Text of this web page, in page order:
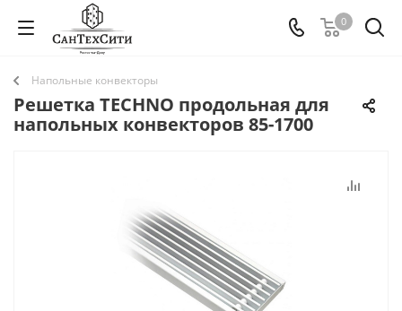
0
Напольные конвекторы
Решетка TECHNO продольная для
напольных конвекторов 85-1700